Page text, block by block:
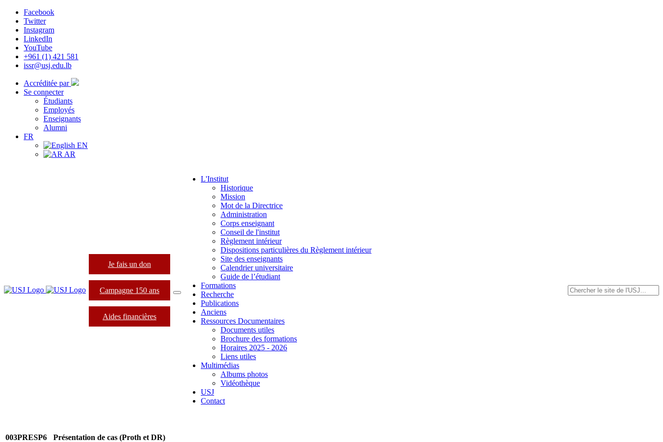
Facebook
Twitter
Instagram
LinkedIn
YouTube
+961 (1) 421 581
issr@usj.edu.lb
Accréditée par
Se connecter
Étudiants
Employés
Enseignants
Alumni
FR
EN
AR
Je fais un don
Campagne 150 ans
Aides financières
L'Institut
Historique
Mission
Mot de la Directrice
Administration
Corps enseignant
Conseil de l'institut
Règlement intérieur
Dispositions particulières du Règlement intérieur
Site des enseignants
Calendrier universitaire
Guide de l’étudiant
Formations
Recherche
Publications
Anciens
Ressources Documentaires
Documents utiles
Brochure des formations
Horaires 2025 - 2026
Liens utiles
Multimédias
Albums photos
Vidéothèque
USJ
Contact
003PRESP6 Présentation de cas (Proth et DR)